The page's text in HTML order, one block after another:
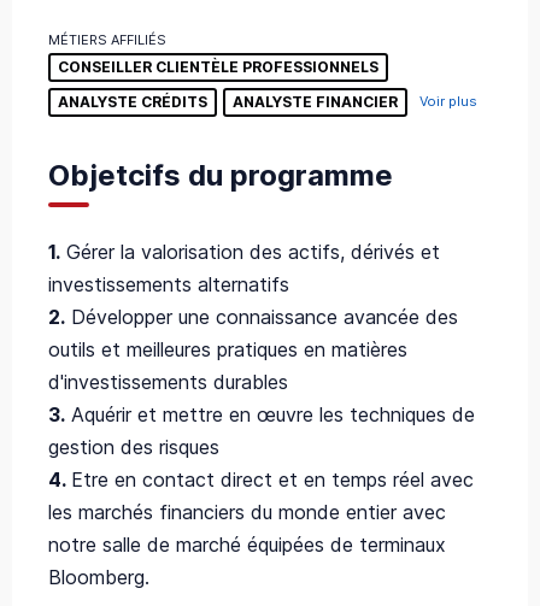
MÉTIERS AFFILIÉS
CONSEILLER CLIENTÈLE PROFESSIONNELS
ANALYSTE CRÉDITS
ANALYSTE FINANCIER Voir plus
Objetcifs du programme
1. Gérer la valorisation des actifs, dérivés et
investissements alternatifs
2. Développer une connaissance avancée des
outils et meilleures pratiques en matières
d'investissements durables
3. Aquérir et mettre en œuvre les techniques de
gestion des risques
4. Etre en contact direct et en temps réel avec
les marchés financiers du monde entier avec
notre salle de marché équipées de terminaux
Bloomberg.